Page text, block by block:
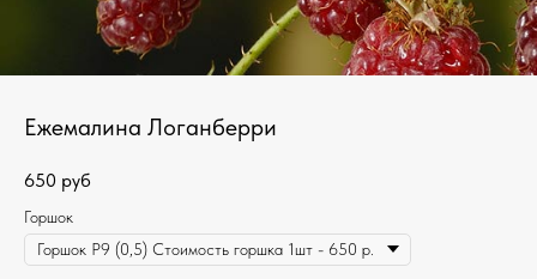
Ежемалина Логанберри
650 руб
Горшок